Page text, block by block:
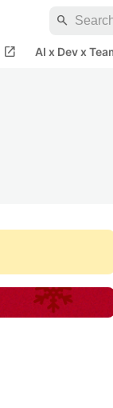
search
open_in_new AI x Dev x